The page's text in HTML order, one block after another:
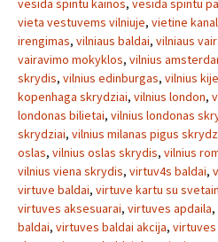
vesida spintu kainos, vesida spintu
vieta vestuvems vilniuje, vietine
irengimas, vilniaus baldai, vilniaus
vairavimo mokyklos, vilnius
skrydis, vilnius edinburgas, vilnius
kopenhaga skrydziai, vilnius london,
londonas bilietai, vilnius londonas
skrydziai, vilnius milanas pigus
oslas, vilnius oslas skrydis, vilnius
vilnius viena skrydis, virtuv4s baldai,
virtuve baldai, virtuve kartu su
virtuves aksesuarai, virtuves apdaila,
baldai, virtuves baldai akcija, virtuves